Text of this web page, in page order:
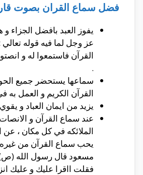
فضل سماع القران بصوت
يفوز العبد بافضل الجزاء
عز وجل لما فيه قوله
القرآن فاستمعوا له و
.
سماعها يستحضر جميع
القرآن الكريم و العمل به
يزيد من ايمان العباد و
عند سماع القرآن و الانصات
الملائكه في كل مكان ، عن
يحب سماع القرآن من
مسعود قال رسول الله
فقلت ااقرا عليك و عليك